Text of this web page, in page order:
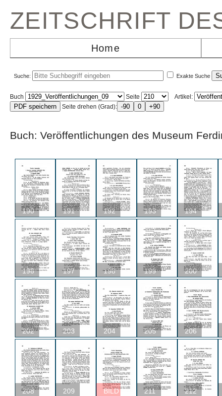
ZEITSCHRIFT
Home
Suche: Exakte Suche
Buch Seite
Artikel:
Seite drehen (Grad):
Buch: Veröffentlichungen des Museum
190 191 192 193 194
196 197 198 199 200
202 203 204 205 206
208 209 BILD 211 212